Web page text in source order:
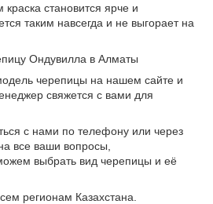
становится ярче и
таким навсегда и не выгорает на
Ондувилла в Алматы
черепицы на нашем сайте и
свяжется с вами для
с нами по телефону или через
все ваши вопросы,
выбрать вид черепицы и её
регионам Казахстана.